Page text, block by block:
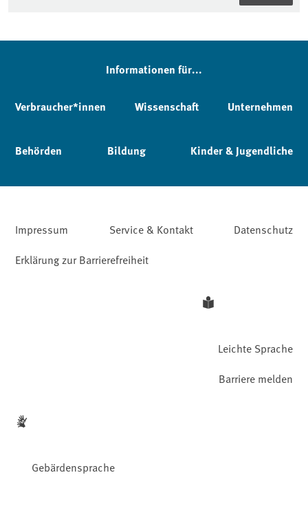
Informationen für...
Verbraucher*innen Wissenschaft Unternehmen
Behörden Bildung Kinder & Jugendliche
Impressum Service & Kontakt
Datenschutz
Erklärung zur Barrierefreiheit
Leichte Sprache
Gebärdensprache
Barriere melden